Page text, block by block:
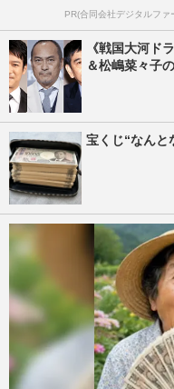
PR(合同会社デジタルファ
《戦国大河ド
＆松嶋菜々子
宝くじ“なんと